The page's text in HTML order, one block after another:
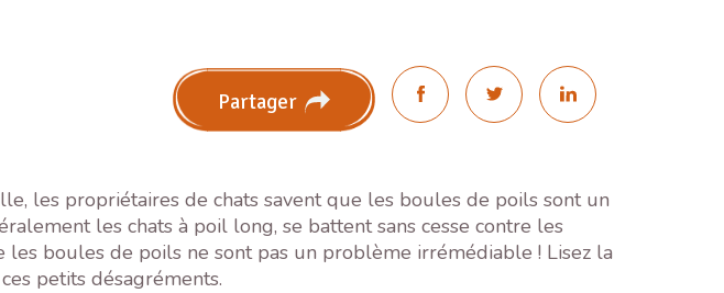
Partager
les propriétaires de chats savent que les boules de poils sont un
les chats à poil long, se battent sans cesse contre les
boules de poils ne sont pas un problème irrémédiable ! Lisez la
petits désagréments.